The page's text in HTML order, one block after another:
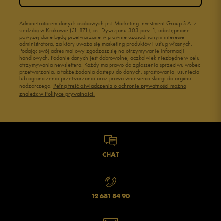
Administratorem danych osobowych jest Marketing Investment Group S.A. z
siedzibą w Krakowie (31-871), os. Dywizjonu 303 paw. 1, udostępnione
powyżej dane będą przetwarzane w prawnie uzasadnionym interesie
administratora, za który uważa się marketing produktów i usług własnych.
Podając swój adres mailowy zgadzasz się na otrzymywanie informacji
handlowych. Podanie danych jest dobrowolne, aczkolwiek niezbędne w celu
otrzymywania newslettera. Każdy ma prawo do zgłoszenia sprzeciwu wobec
przetwarzania, a także żądania dostępu do danych, sprostowania, usunięcia
lub ograniczenia przetwarzania oraz prawo wniesienia skargi do organu
nadzorczego. Pełną treść oświadczenia o ochronie prywatności można
znaleźć w Polityce prywatności.
CHAT
12 681 84 90